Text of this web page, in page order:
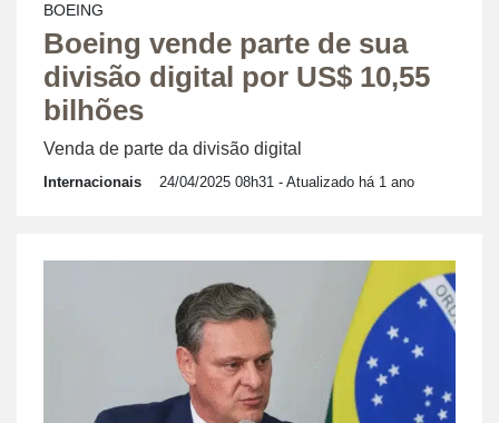
BOEING
Boeing vende parte de sua
divisão digital por US$ 10,55
bilhões
Venda de parte da divisão digital
Internacionais 24/04/2025 08h31 - Atualizado há 1 ano